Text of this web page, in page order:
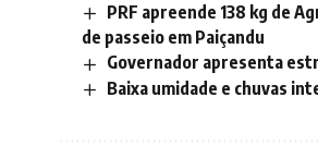
PRF apreende 138 kg de
de passeio em Paiçandu
Governador apresenta
Baixa umidade e chuvas